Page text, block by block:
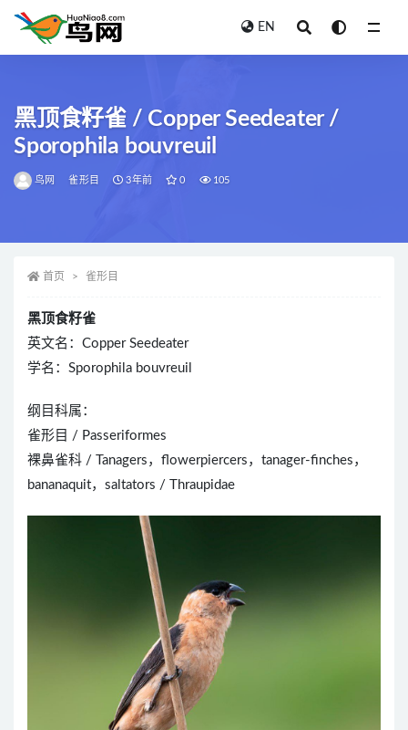
EN
黑顶食籽雀 / Copper Seedeater /
Sporophila bouvreuil
鸟网 雀形目 3年前 0 105
首页 雀形目
黑顶食籽雀
英文名：Copper Seedeater
学名：Sporophila bouvreuil
纲目科属：
雀形目 / Passeriformes
裸鼻雀科 / Tanagers，flowerpiercers，tanager-finches，
bananaquit，saltators / Thraupidae